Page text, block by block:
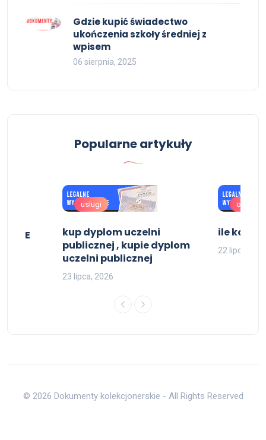
Gdzie kupić świadectwo
ukończenia szkoły średniej z
wpisem
06 sierpnia, 2025
Popularne artykuły
CKE
uslugi
kup dyplom uczelni
publicznej , kupie dyplom
uczelni publicznej
23 lipca, 2026
oferta
ile
22 lipca,
© 2026 Dokumenty kolekcjonerskie - All Rights Reserved